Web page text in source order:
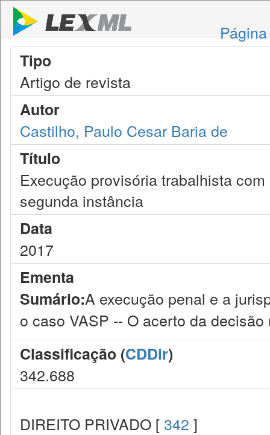
Tipo
Artigo de revista
Autor
Castilho, Paulo Cesar Baria de
Título
Execução provisória trabalhista
segunda instância
Data
2017
Ementa
Sumário:A execução penal e a
o caso VASP -- O acerto da decisão
Classificação (CDDir)
342.688
DIREITO PRIVADO [ 342 ]